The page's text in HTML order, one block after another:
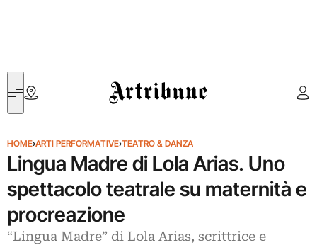
Artribune
HOME›ARTI PERFORMATIVE›TEATRO & DANZA
Lingua Madre di Lola Arias. Uno
spettacolo teatrale su maternità e
procreazione
“Lingua Madre” di Lola Arias, scrittrice e